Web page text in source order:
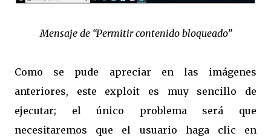
Mensaje de “Permitir contenido bloqueado”
Como se pude apreciar en las imágenes
anteriores, este exploit es muy sencillo de
ejecutar; el único problema será que
necesitaremos que el usuario haga clic en